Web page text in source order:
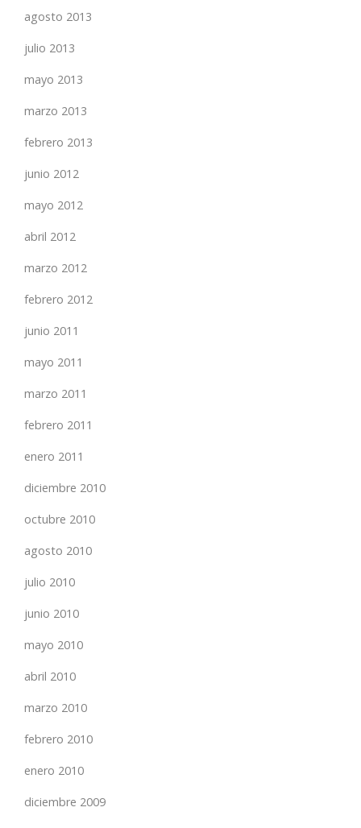
agosto 2013
julio 2013
mayo 2013
marzo 2013
febrero 2013
junio 2012
mayo 2012
abril 2012
marzo 2012
febrero 2012
junio 2011
mayo 2011
marzo 2011
febrero 2011
enero 2011
diciembre 2010
octubre 2010
agosto 2010
julio 2010
junio 2010
mayo 2010
abril 2010
marzo 2010
febrero 2010
enero 2010
diciembre 2009